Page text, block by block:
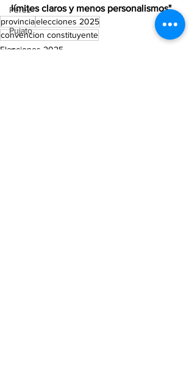
Pérez
Pujato
Campo
límites claros y menos personalismos".
provinciaelecciones 2025
convencion constituyente
Elecciones 2025